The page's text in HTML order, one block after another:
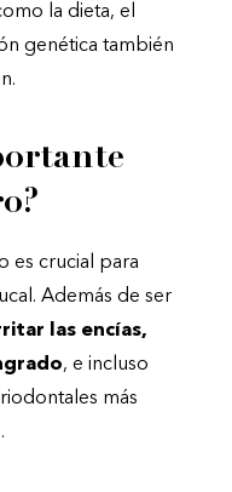
la dieta, el
genética también
es crucial para
Además de ser
las encías,
, e incluso
más